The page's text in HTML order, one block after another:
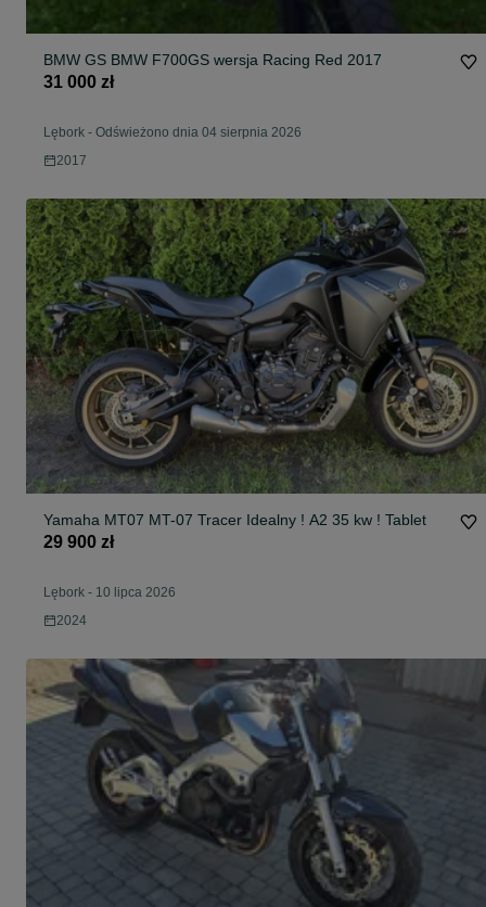
BMW GS BMW F700GS wersja Racing Red 2017
31 000 zł
Lębork - Odświeżono dnia 04 sierpnia 2026
2017
Yamaha MT07 MT-07 Tracer Idealny ! A2 35 kw ! Tablet
29 900 zł
Lębork - 10 lipca 2026
2024